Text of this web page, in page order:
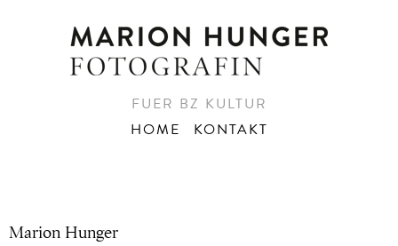
FUER BZ KULTUR
HOME
KONTAKT
Marion Hunger